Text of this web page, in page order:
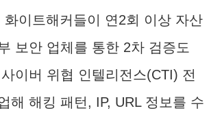
화이트해커들이 연2회 이상 자산
보안 업체를 통한 2차 검증도
이버 위협 인텔리전스(CTI) 전
해 해킹 패턴, IP, URL 정보를 수